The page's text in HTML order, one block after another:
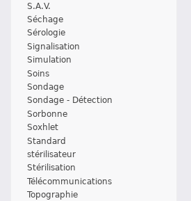
S.A.V.
Séchage
Sérologie
Signalisation
Simulation
Soins
Sondage
Sondage - Détection
Sorbonne
Soxhlet
Standard
stérilisateur
Stérilisation
Télécommunications
Topographie